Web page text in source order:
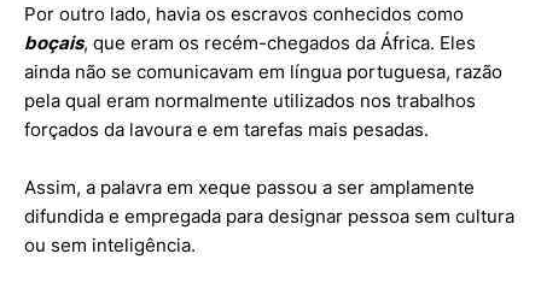
Por outro lado, havia os escravos conhecidos como
boçais, que eram os recém-chegados da África. Eles
ainda não se comunicavam em língua portuguesa, razão
pela qual eram normalmente utilizados nos trabalhos
forçados da lavoura e em tarefas mais pesadas.
Assim, a palavra em xeque passou a ser amplamente
difundida e empregada para designar pessoa sem cultura
ou sem inteligência.